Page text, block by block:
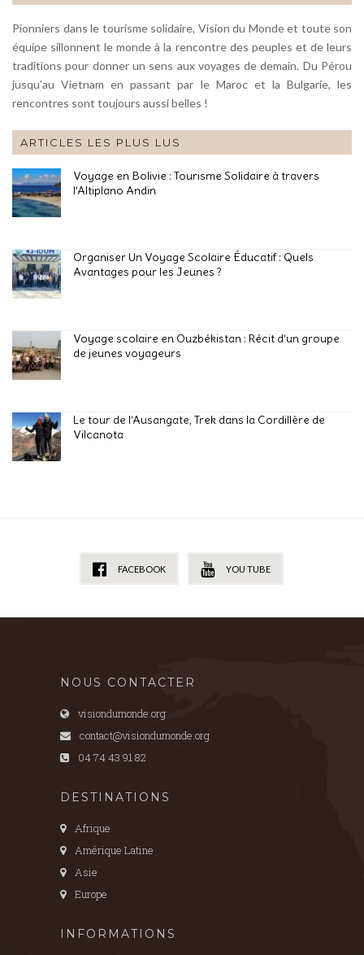
Pionniers dans le tourisme solidaire, Vision du Monde et toute son
équipe sillonnent le monde à la rencontre des peuples et de leurs
traditions pour donner un sens aux voyages de demain. Du Pérou
jusqu’au Vietnam en passant par le Maroc et la Bulgarie, les
rencontres sont toujours aussi belles !
ARTICLES LES PLUS LUS
Voyage en Bolivie : Tourisme Solidaire à travers
l’Altiplano Andin
Organiser Un Voyage Scolaire Éducatif : Quels
Avantages pour les Jeunes ?
Voyage scolaire en Ouzbékistan : Récit d’un groupe
de jeunes voyageurs
Le tour de l’Ausangate, Trek dans la Cordillère de
Vilcanota
FACEBOOK YOU TUBE
NOUS CONTACTER
visiondumonde.org
contact@visiondumonde.org
04 74 43 91 82
DESTINATIONS
Afrique
Amérique Latine
Asie
Europe
INFORMATIONS